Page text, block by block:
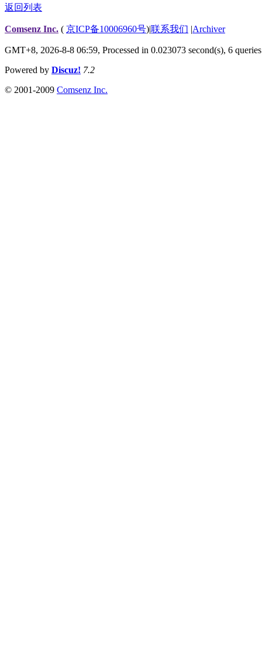
返回列表
Comsenz Inc. ( 京ICP备10006960号)|联系我们 |Archiver
GMT+8, 2026-8-8 06:59, Processed in 0.023073 second(s), 6 queries
Powered by Discuz! 7.2
© 2001-2009 Comsenz Inc.